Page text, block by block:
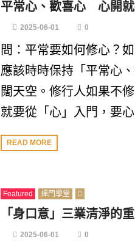
平常心、歡喜心 心開
2025-06-01 0
問：平常要如何修心？
應該時時保持「平常心
闊天空。修行人如果不
就要從「心」入門，要心
READ MORE
Featured 禪門學堂
「身口意」三業清淨的
2025-06-01 0